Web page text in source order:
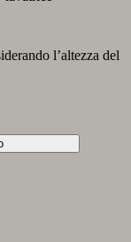
l’altezza del